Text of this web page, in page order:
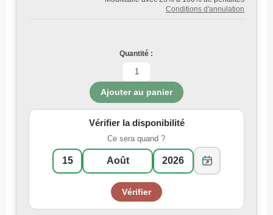
Conditions d'annulation
Quantité :
Vérifier la disponibilité
Ce sera quand ?